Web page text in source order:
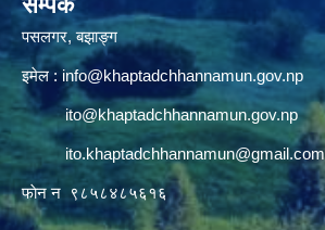
पसलगर, बझाङ्ग
इमेल : info@khaptadchhannamun.gov.np
ito@khaptadchhannamun.gov.np
ito.khaptadchhannamun@gmail.com
फाेन न‌‍‍ ९८५८४८५६१६